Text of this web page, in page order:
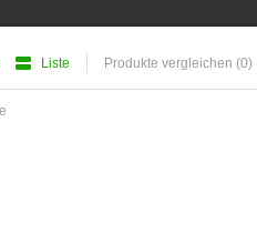
Liste Produkte vergleichen (0)